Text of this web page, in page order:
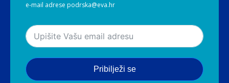
e-mail adrese podrska@eva.hr
Pribilježi se